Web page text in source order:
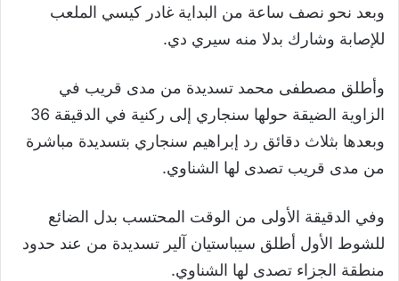
وبعد نحو نصف ساعة من البداية غادر كيسي الملعب
للإصابة وشارك بدلا منه سيري دي.
وأطلق مصطفى محمد تسديدة من مدى قريب في
الزاوية الضيقة حولها سنجاري إلى ركنية في الدقيقة 36
وبعدها بثلاث دقائق رد إبراهيم سنجاري بتسديدة مباشرة
من مدى قريب تصدى لها الشناوي.
وفي الدقيقة الأولى من الوقت المحتسب بدل الضائع
للشوط الأول أطلق سيباستيان آلير تسديدة من عند حدود
منطقة الجزاء تصدى لها الشناوي.